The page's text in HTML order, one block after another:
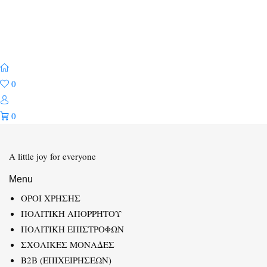
0
0
A little joy for everyone
Menu
ΟΡΟΙ ΧΡΗΣΗΣ
ΠΟΛΙΤΙΚΗ ΑΠΟΡΡΗΤΟΥ
ΠΟΛΙΤΙΚΗ ΕΠΙΣΤΡΟΦΩΝ
ΣΧΟΛΙΚΕΣ ΜΟΝΑΔΕΣ
B2B (ΕΠΙΧΕΙΡΗΣΕΩΝ)